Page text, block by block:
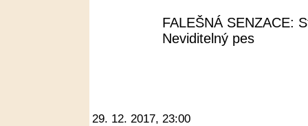
FALEŠNÁ SENZACE:
Neviditelný pes
29. 12. 2017, 23:00